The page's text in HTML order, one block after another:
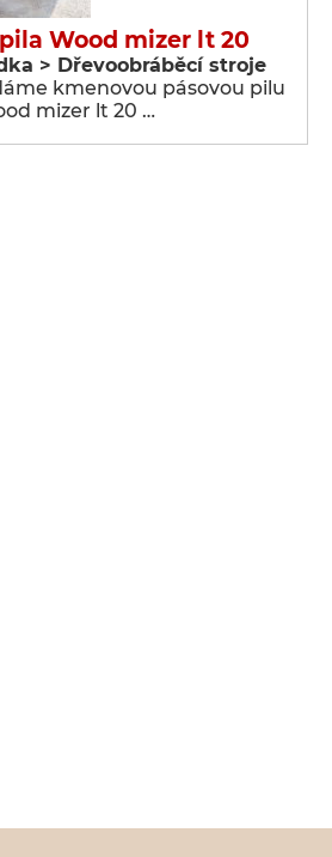
Wood mizer lt 20
> Dřevoobráběcí stroje
kmenovou pásovou pilu
mizer lt 20 …